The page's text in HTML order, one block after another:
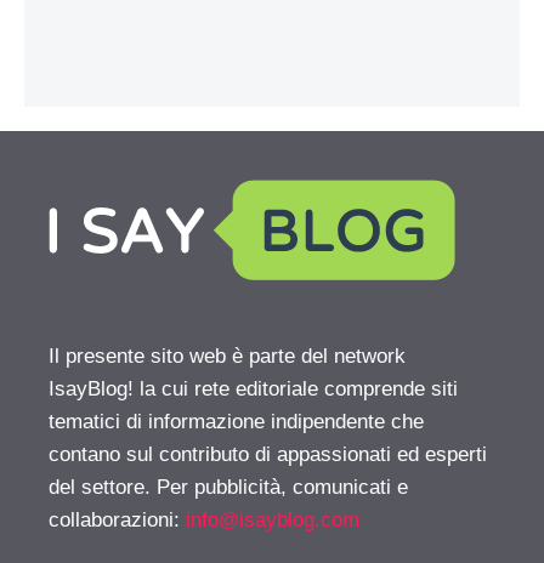
Il presente sito web è parte del network
IsayBlog! la cui rete editoriale comprende siti
tematici di informazione indipendente che
contano sul contributo di appassionati ed esperti
del settore. Per pubblicità, comunicati e
collaborazioni: info@isayblog.com